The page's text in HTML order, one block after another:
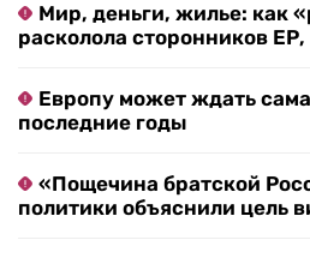
Мир, деньги, жилье: как
расколола сторонников
Европу может ждать
последние годы
«Пощечина братской
политики объяснили цель